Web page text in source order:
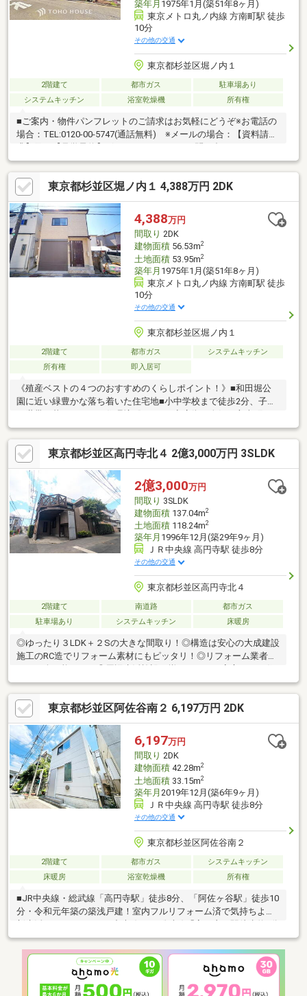
築年月 1975年1月(築51年8ヶ月)
東京メトロ丸ノ内線 方南町駅 徒歩
10分
その他の交通
東京都杉並区堀ノ内１
2階建て 都市ガス
駐車場あり
システムキッチン
浴室乾燥機 所有権
■ご案内・物件パンフレットのご請求はお気軽にどうぞ※お電話の
場合：TEL:0120-00-5747(通話無料) ※メールの場合：【資料請
い。■～東宝ハウス【フリーダイヤル:0120-00-5747】～
東京都杉並区堀ノ内１ 4,388万円 2DK
4,388万円
間取り 2DK
建物面積56.53m2
土地面積53.95m2
築年月 1975年1月(築51年8ヶ月)
東京メトロ丸ノ内線 方南町駅 徒歩
10分
その他の交通
東京都杉並区堀ノ内１
2階建て 都市ガス
システムキッチン
所有権
即入居可
《殖産ベストの４つのおすすめのくらしポイント！》■和田堀公
園に近い緑豊かな落ち着いた住宅地■小中学校まで徒歩2分、子育
日々の買い物に便利な立地■丸ノ内線の始発駅「方南町」。新
宿、銀座、東京まで一本！▼地域に根づいて30年の実績▼城西エ
リアを中心に限定されたエリアで営業してきました。紹介する物
件以上に、これからお住いになる地域の、メリットだけでなくデ
メリットも同時にお伝え致します。まずは資金計画のご相談、不
動産のご購入に対して、ご不安な方はお気軽にお問い合わせくだ
さいませ。
東京都杉並区高円寺北４ 2億3,000万円 3SLDK
2億3,000万円
間取り 3SLDK
建物面積137.04m2
土地面積118.24m2
築年月 1996年12月(築29年9ヶ月)
ＪＲ中央線 高円寺駅 徒歩8分
その他の交通
東京都杉並区高円寺北４
2階建て 南道路
都市ガス
駐車場あり
システムキッチン 床暖房
◎ゆったり３LDK＋２Sの大きな間取り！◎構造は安心の大成建設
施工のRC造でリフォーム素材にもピッタリ！◎リフォーム業者さ
い頂ける静かな環境！◎南、東ともに間口も広く、見栄えのする
好立地です！◎建物解体もご相談ください。土地としてのご検討
も可能です。東京都杉並区阿佐谷南２ 6,197万円 2DK
6,197万円
間取り 2DK
建物面積42.28m2
土地面積33.15m2
築年月 2019年12月(築6年9ヶ月)
ＪＲ中央線 高円寺駅 徒歩8分
その他の交通
東京都杉並区阿佐谷南２
2階建て 都市ガス
システムキッチン
床暖房
浴室乾燥機 所有権
■JR中央線・総武線「高円寺駅」徒歩8分、「阿佐ヶ谷駅」徒歩10
分・令和元年築の築浅戸建！室内フルリフォーム済で気持ちよく
の好立地！・足元から暖かい床暖房付きの快適なダイニングキッ
チン♪・全居室収納付き＋小屋裏収納付きで収納力！・スーパー・
コンビニ・ドラッグストアが徒歩圏内で生活利便性◎・杉並第八
小学校まで徒歩約6分！子育て世帯にもおすすめ♪・空室につき即
内覧可能！□現地のご見学、資料請求受付中です！物件のことは